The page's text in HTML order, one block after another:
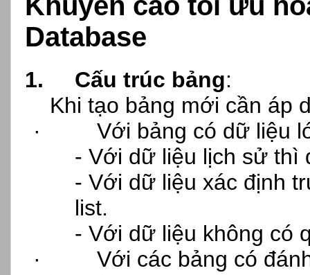
Database
1. Cấu trúc bảng:
Khi tạo bảng mới cần áp
·
Với bảng có dữ liệu
- Với dữ liệu lịch sử thì
- Với dữ liệu xác định
list.
- Với dữ liệu không có
·
Với các bảng có